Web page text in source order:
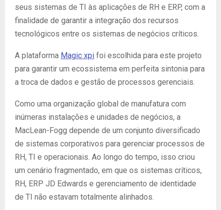
seus sistemas de TI às aplicações de RH e ERP, com a
finalidade de garantir a integração dos recursos
tecnológicos entre os sistemas de negócios críticos.
A plataforma Magic xpi foi escolhida para este projeto
para garantir um ecossistema em perfeita sintonia para
a troca de dados e gestão de processos gerenciais.
Como uma organização global de manufatura com
inúmeras instalações e unidades de negócios, a
MacLean-Fogg depende de um conjunto diversificado
de sistemas corporativos para gerenciar processos de
RH, TI e operacionais. Ao longo do tempo, isso criou
um cenário fragmentado, em que os sistemas críticos,
RH, ERP JD Edwards e gerenciamento de identidade
de TI não estavam totalmente alinhados.